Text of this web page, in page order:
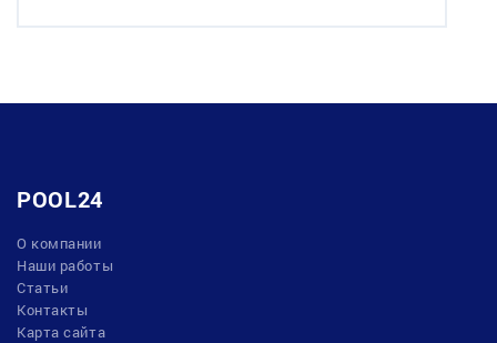
POOL24
О компании
Наши работы
Статьи
Контакты
Карта сайта